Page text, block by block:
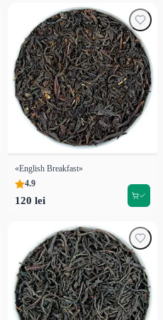
«English Breakfast»
4.9
120 lei